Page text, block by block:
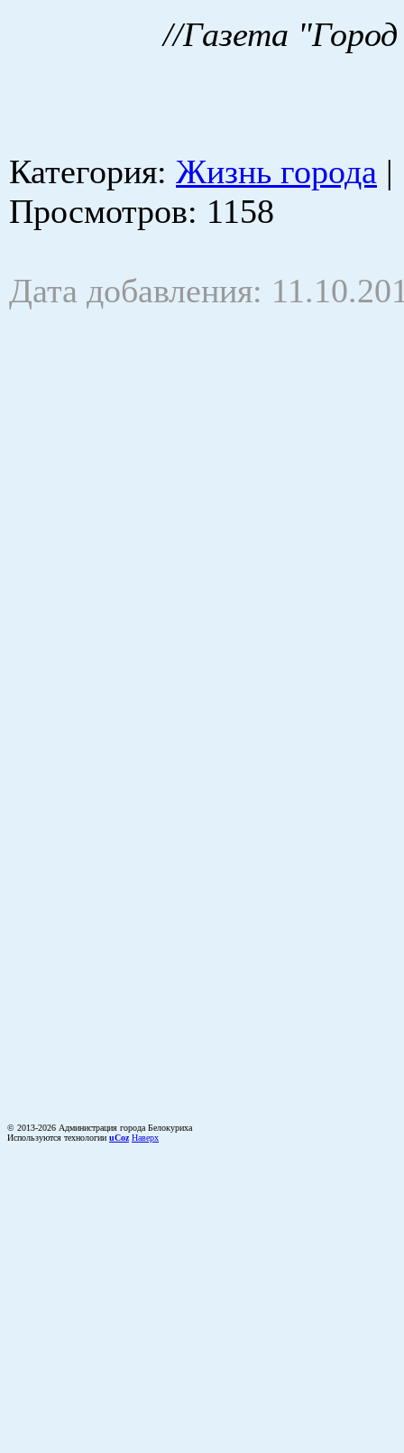
//Газета "Город
Категория: Жизнь города |
Просмотров: 1158
Дата добавления:
© 2013-2026 Администрация города Белокуриха
Используются технологии uCoz Наверх